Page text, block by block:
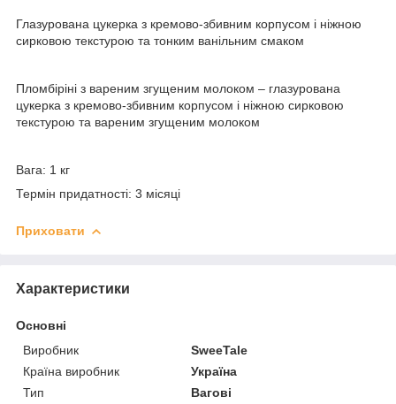
Глазурована цукерка з кремово-збивним корпусом і ніжною
сирковою текстурою та тонким ванільним смаком
Пломбіріні з вареним згущеним молоком – глазурована
цукерка з кремово-збивним корпусом і ніжною сирковою
текстурою та вареним згущеним молоком
Вага: 1 кг
Термін придатності: 3 місяці
Приховати
Характеристики
Основні
Виробник
SweeTale
Країна виробник
Україна
Тип
Вагові